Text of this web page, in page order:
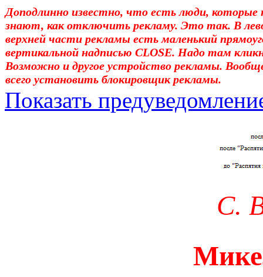
Доподлинно известно, что есть люди, которые
знают, как отключить рекламу. Это так. В
верхней части рекламы есть маленький
вертикальной надписью CLOSE. Надо там
Возможно и другое устройство рекламы.
всего установить блокировщик рекламы.
Показать
отошли от суеты. – Перед
достаточно, чтоб
что не понятно.Прошу
С.